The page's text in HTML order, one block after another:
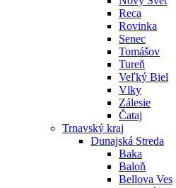
Reca
Rovinka
Senec
Tomášov
Tureň
Veľký Biel
Vlky
Zálesie
Čataj
Trnavský kraj
Dunajská Streda
Baka
Baloň
Bellova Ves